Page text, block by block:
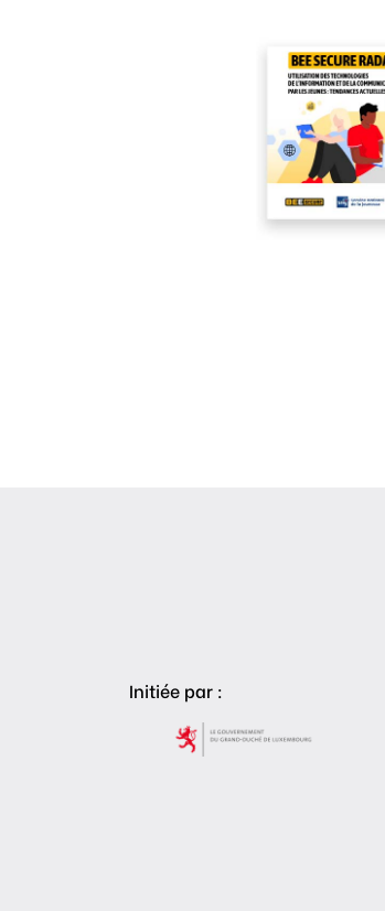
Initiée par :